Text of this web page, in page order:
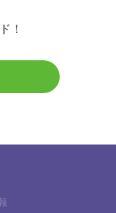
！